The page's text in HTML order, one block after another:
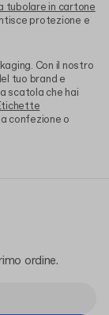
tubolare in cartone
protezione e
Con il nostro
tuo brand e
scatola che hai
confezione o
ordine.